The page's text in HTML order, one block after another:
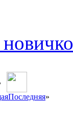
Последняя»